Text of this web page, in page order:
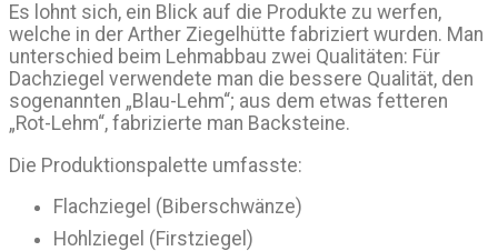
Es lohnt sich, ein Blick auf die Produkte zu werfen,
welche in der Arther Ziegelhütte fabriziert wurden. Man
unterschied beim Lehmabbau zwei Qualitäten: Für
Dachziegel verwendete man die bessere Qualität, den
sogenannten „Blau-Lehm“; aus dem etwas fetteren
„Rot-Lehm“, fabrizierte man Backsteine.
Die Produktionspalette umfasste:
Flachziegel (Biberschwänze)
Hohlziegel (Firstziegel)